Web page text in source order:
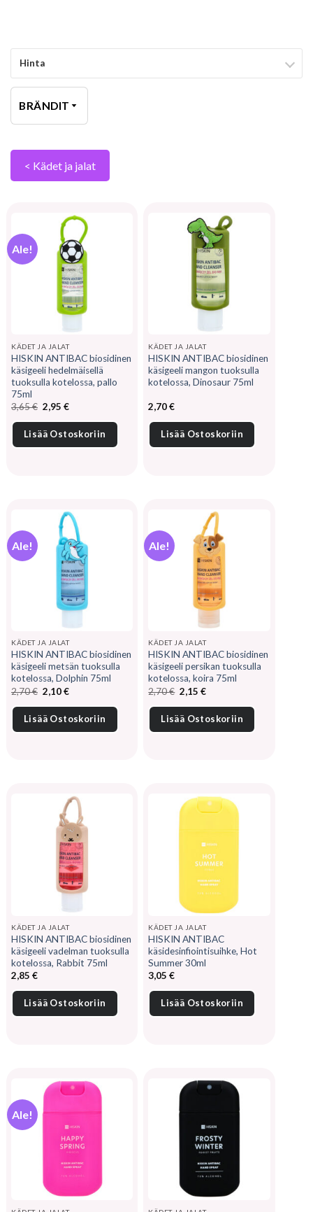
Hinta
BRÄNDIT
< Kädet ja jalat
Ale!
KÄDET JA JALAT
HISKIN ANTIBAC biosidinen
käsigeeli hedelmäisellä
tuoksulla kotelossa, pallo
75ml
3,65€ Alkuperäinen
hinta
oli:
3,65 €.
2,95€Nykyinen
on:
2,95 €.
Lisää Ostoskoriin
KÄDET JA JALAT
HISKIN ANTIBAC biosidinen
käsigeeli mangon tuoksulla
kotelossa, Dinosaur 75ml
2,70€
Lisää Ostoskoriin
Ale!
KÄDET JA JALAT
HISKIN ANTIBAC biosidinen
käsigeeli metsän tuoksulla
kotelossa, Dolphin 75ml
2,70€ Alkuperäinen
hinta
oli:
2,70 €.
2,10€Nykyinen
on:
2,10 €.
Lisää Ostoskoriin
Ale!
KÄDET JA JALAT
HISKIN ANTIBAC biosidinen
käsigeeli persikan tuoksulla
kotelossa, koira 75ml
2,70€ Alkuperäinen
hinta
oli:
2,70 €.
2,15€Nykyinen
on:
2,15 €.
Lisää Ostoskoriin
KÄDET JA JALAT
HISKIN ANTIBAC biosidinen
käsigeeli vadelman tuoksulla
kotelossa, Rabbit 75ml
2,85 €
Lisää Ostoskoriin
KÄDET JA JALAT
HISKIN ANTIBAC
käsidesinfiointisuihke, Hot
Summer 30ml
3,05€
Lisää Ostoskoriin
Ale!